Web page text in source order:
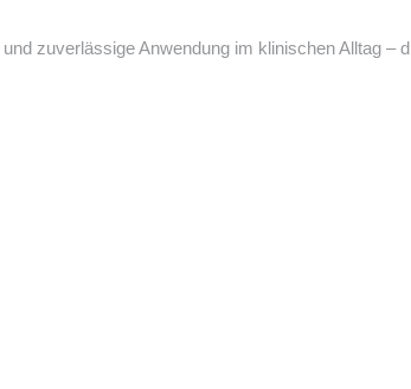
zuverlässige Anwendung im klinischen Alltag